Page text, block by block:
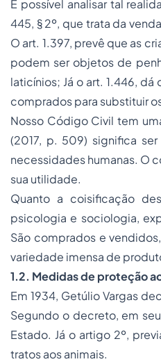
É possível analisar tal
445, § 2º, que trata da
O art. 1.397, prevê que as
podem ser objetos de
laticínios; Já o art. 1.446,
comprados para substituir
Nosso Código Civil tem
(2017, p. 509) significa
necessidades humanas. O
sua utilidade.
Quanto a coisificação
psicologia e sociologia,
São comprados e
variedade imensa de
1.2. Medidas de proteção
Em 1934, Getúlio Vargas
Segundo o decreto, em
Estado. Já o artigo 2º,
tratos aos animais.